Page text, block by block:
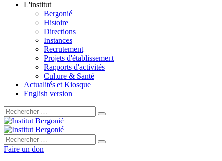
L'institut
Bergonié
Histoire
Directions
Instances
Recrutement
Projets d'établissement
Rapports d'activités
Culture & Santé
Actualités et Kiosque
English version
Rechercher :
Rechercher :
Faire un don